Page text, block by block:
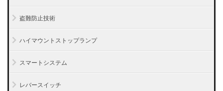
盗難防止技術
ハイマウントストップランプ
スマートシステム
レバースイッチ